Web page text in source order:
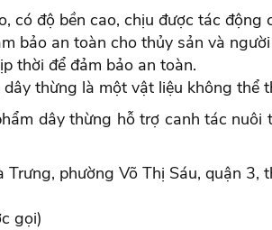
có độ bền cao, chịu được tác động
bảo an toàn cho thủy sản và
thời để đảm bảo an toàn.
thừng là một vật liệu không thể
dây thừng hỗ trợ canh tác
phường Võ Thị Sáu, quận 3,
gọi)